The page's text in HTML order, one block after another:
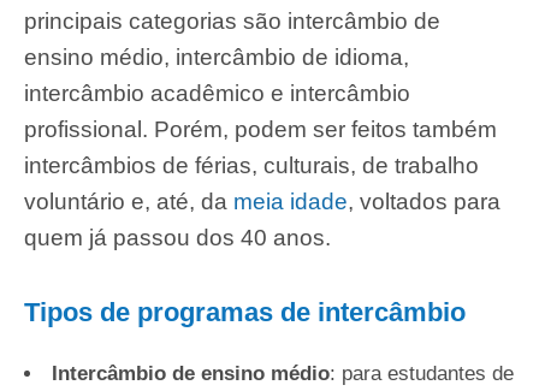
principais categorias são intercâmbio de
ensino médio, intercâmbio de idioma,
intercâmbio acadêmico e intercâmbio
profissional. Porém, podem ser feitos também
intercâmbios de férias, culturais, de trabalho
voluntário e, até, da meia idade, voltados para
quem já passou dos 40 anos.
Tipos de programas de intercâmbio
Intercâmbio de ensino médio: para estudantes de